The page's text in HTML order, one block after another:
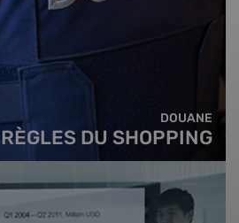
DOUANE
DU SHOPPING